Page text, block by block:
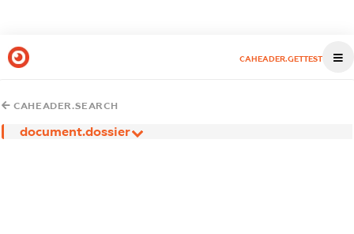
CAHEADER.GETTEST
CAHEADER.SEARCH
document.dossier